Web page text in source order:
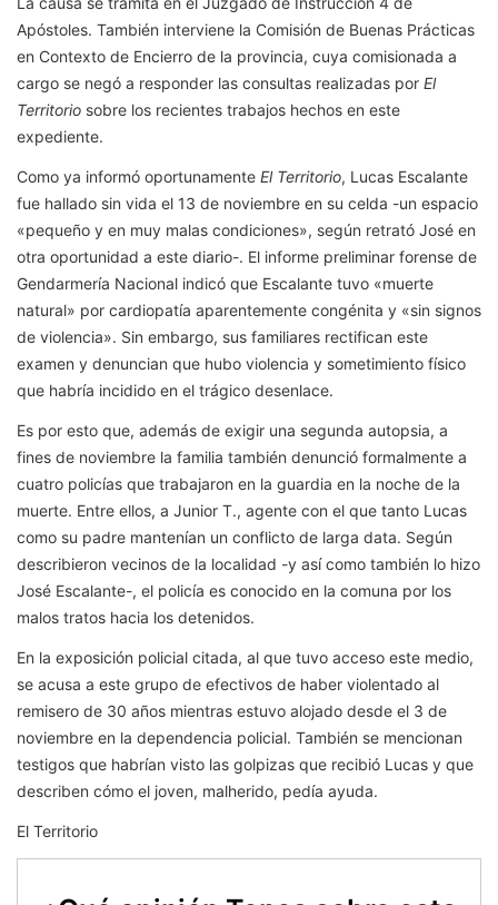
Apóstoles. También interviene la Comisión de Buenas Prácticas
en Contexto de Encierro de la provincia, cuya comisionada a
cargo se negó a responder las consultas realizadas por El
Territorio sobre los recientes trabajos hechos en este
expediente.
Como ya informó oportunamente El Territorio, Lucas Escalante
fue hallado sin vida el 13 de noviembre en su celda -un espacio
«pequeño y en muy malas condiciones», según retrató José en
otra oportunidad a este diario-. El informe preliminar forense de
Gendarmería Nacional indicó que Escalante tuvo «muerte
natural» por cardiopatía aparentemente congénita y «sin signos
de violencia». Sin embargo, sus familiares rectifican este
examen y denuncian que hubo violencia y sometimiento físico
que habría incidido en el trágico desenlace.
Es por esto que, además de exigir una segunda autopsia, a
fines de noviembre la familia también denunció formalmente a
cuatro policías que trabajaron en la guardia en la noche de la
muerte. Entre ellos, a Junior T., agente con el que tanto Lucas
como su padre mantenían un conflicto de larga data. Según
describieron vecinos de la localidad -y así como también lo hizo
José Escalante-, el policía es conocido en la comuna por los
malos tratos hacia los detenidos.
En la exposición policial citada, al que tuvo acceso este medio,
se acusa a este grupo de efectivos de haber violentado al
remisero de 30 años mientras estuvo alojado desde el 3 de
noviembre en la dependencia policial. También se mencionan
testigos que habrían visto las golpizas que recibió Lucas y que
describen cómo el joven, malherido, pedía ayuda.
El Territorio